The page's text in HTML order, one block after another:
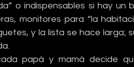
o indispensables si hay un
monitores para “la
y la lista se hace larga;
papá y mamá decide